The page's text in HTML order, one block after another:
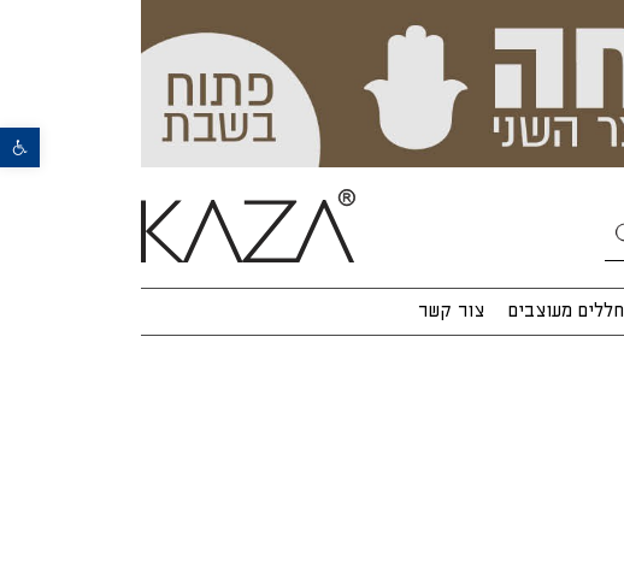
פתח סרגל נגישות
חללים מעוצבים צור קשר